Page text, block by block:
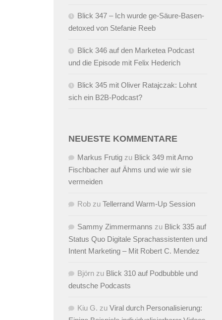
Blick 347 – Ich wurde ge-Säure-Basen-
detoxed von Stefanie Reeb
Blick 346 auf den Marketea Podcast
und die Episode mit Felix Hederich
Blick 345 mit Oliver Ratajczak: Lohnt
sich ein B2B-Podcast?
NEUESTE KOMMENTARE
Markus Frutig zu Blick 349 mit Arno
Fischbacher auf Ähms und wie wir sie
vermeiden
Rob zu Tellerrand Warm-Up Session
Sammy Zimmermanns zu Blick 335 auf
Status Quo Digitale Sprachassistenten und
Intent Marketing – Mit Robert C. Mendez
Björn zu Blick 310 auf Podbubble und
deutsche Podcasts
Kiu G. zu Viral durch Personalisierung: